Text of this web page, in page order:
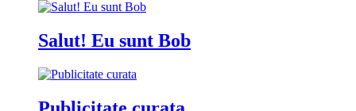
Salut! Eu sunt Bob